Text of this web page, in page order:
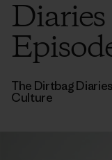
The Dirtbag Diaries
Culture